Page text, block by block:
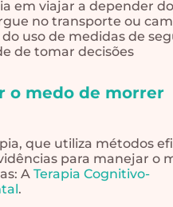
em viajar a depender
no transporte ou
uso de medidas de
de tomar decisões
o medo de morrer
que utiliza métodos
para manejar o
A Terapia Cognitivo-
.